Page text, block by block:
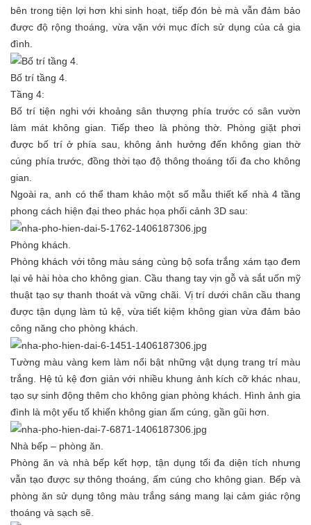
bên trong tiện lợi hơn khi sinh hoạt, tiếp đón bè mà vẫn đảm bảo
được độ rộng thoáng, vừa vặn với mục đích sử dụng của cả gia
đình.
Bố trí tầng 4.
Tầng 4:
Bố trí tiện nghi với khoảng sân thượng phía trước có sân vườn
làm mát không gian. Tiếp theo là phòng thờ. Phòng giặt phơi
được bố trí ở phía sau, không ảnh hưởng đến không gian thờ
cúng phía trước, đồng thời tạo độ thông thoáng tối đa cho không
gian.
Ngoài ra, anh có thể tham khảo một số mẫu thiết kế nhà 4 tầng
phong cách hiện đại theo phác họa phối cảnh 3D sau:
Phòng khách.
Phòng khách với tông màu sáng cùng bộ sofa trắng xám tạo đem
lại vẻ hài hòa cho không gian. Cầu thang tay vịn gỗ và sắt uốn mỹ
thuật tạo sự thanh thoát và vững chãi. Vị trí dưới chân cầu thang
được tận dụng làm tủ kệ, vừa tiết kiệm không gian vừa đảm bảo
công năng cho phòng khách.
Tường màu vàng kem làm nổi bật những vật dụng trang trí màu
trắng. Hệ tủ kệ đơn giản với nhiều khung ảnh kích cỡ khác nhau,
tạo sự sinh động thêm cho không gian phòng khách. Hình ảnh gia
đình là một yếu tố khiến không gian ấm cúng, gần gũi hơn.
Nhà bếp – phòng ăn.
Phòng ăn và nhà bếp kết hợp, tận dụng tối đa diện tích nhưng
vẫn tạo được sự thông thoáng, ấm cúng cho không gian. Bếp và
phòng ăn sử dụng tông màu trắng sáng mang lại cảm giác rộng
thoáng và sạch sẽ.